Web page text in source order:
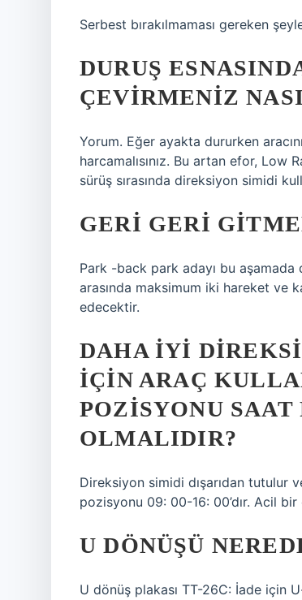
Serbest bırakılmaması gereken
DURUŞ
ÇEVIRMENIZ
Yorum. Eğer ayakta dururken
harcamalısınız. Bu artan efor, Low
sürüş sırasında direksiyon simidi
GERI GERI
Park -back park adayı bu
arasında maksimum iki hareket ve
edecektir.
DAHA IYI
IÇIN ARAÇ
POZISYONU
OLMALIDIR?
Direksiyon simidi dışarıdan tutulur
pozisyonu 09: 00-16: 00’dır. Acil
U DÖNÜŞÜ
U dönüş plakası TT-26C: İade için